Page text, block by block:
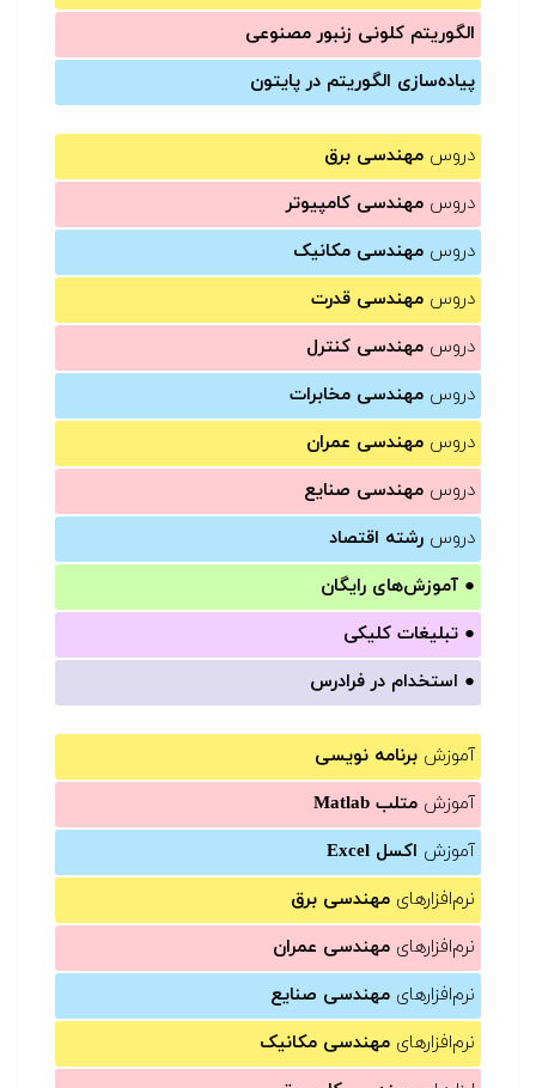
الگوریتم کلونی زنبور مصنوعی
پیاده‌سازی الگوریتم در پایتون
دروس مهندسی برق
دروس مهندسی کامپیوتر
دروس مهندسی مکانیک
دروس مهندسی قدرت
دروس مهندسی کنترل
دروس مهندسی مخابرات
دروس مهندسی عمران
دروس مهندسی صنایع
دروس رشته اقتصاد
● آموزش‌های رایگان
● تبلیغات کلیکی
● استخدام در فرادرس
آموزش برنامه نویسی
آموزش متلب Matlab
آموزش اکسل Excel
نرم‌افزارهای مهندسی برق
نرم‌افزارهای مهندسی عمران
نرم‌افزارهای مهندسی صنایع
نرم‌افزارهای مهندسی مکانیک